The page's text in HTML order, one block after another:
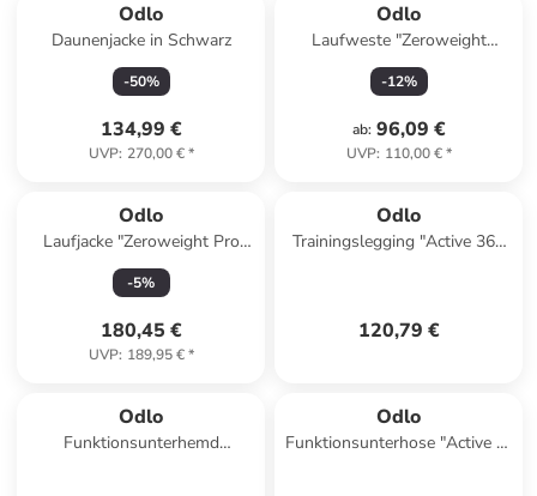
Odlo
Daunenjacke in Schwarz
-50%
134,99 €
UVP: 270,00 €*
Odlo
Laufweste "Zeroweight
Warm" in Schwarz
-12%
ab: 96,09 €
UVP: 110,00 €*
Odlo
Laufjacke "Zeroweight Pro
Warm Reflect" in Creme
-5%
180,45 €
UVP: 189,95 €*
Odlo
Trainingslegging "Active 365
120,79 €
Odlo
Funktionsunterhemd
Odlo
Funktionsunterhose "Active F-